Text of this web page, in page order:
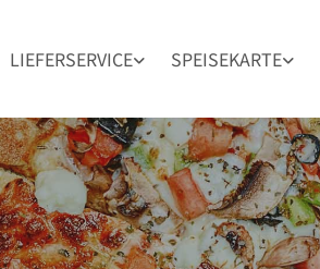
LIEFERSERVICE SPEISEKARTE